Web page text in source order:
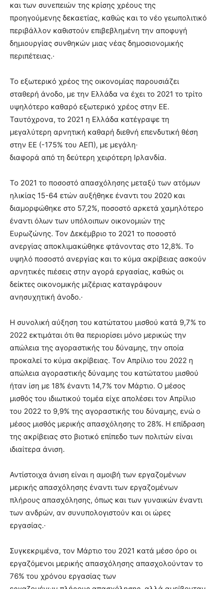
και των συνεπειών της κρίσης χρέους της
προηγούμενης δεκαετίας, καθώς και το νέο γεωπολιτικό
περιβάλλον καθιστούν επιβεβλημένη την αποφυγή
δημιουργίας συνθηκών μιας νέας δημοσιονομικής
περιπέτειας.·
Το εξωτερικό χρέος της οικονομίας παρουσιάζει
σταθερή άνοδο, με την Ελλάδα να έχει το 2021 το τρίτο
υψηλότερο καθαρό εξωτερικό χρέος στην ΕΕ.
Ταυτόχρονα, το 2021 η Ελλάδα κατέγραψε τη
μεγαλύτερη αρνητική καθαρή διεθνή επενδυτική θέση
στην ΕΕ (-175% του ΑΕΠ), με μεγάλη·
διαφορά από τη δεύτερη χειρότερη Ιρλανδία.
Το 2021 το ποσοστό απασχόλησης μεταξύ των ατόμων
ηλικίας 15-64 ετών αυξήθηκε έναντι του 2020 και
διαμορφώθηκε στο 57,2%, ποσοστό αρκετά χαμηλότερο
έναντι όλων των υπόλοιπων οικονομιών της
Ευρωζώνης. Τον Δεκέμβριο το 2021 το ποσοστό
ανεργίας αποκλιμακώθηκε φτάνοντας στο 12,8%. Το
υψηλό ποσοστό ανεργίας και το κύμα ακρίβειας ασκούν
αρνητικές πιέσεις στην αγορά εργασίας, καθώς οι
δείκτες οικονομικής μιζέριας καταγράφουν
ανησυχητική άνοδο.·
Η συνολική αύξηση του κατώτατου μισθού κατά 9,7% το
2022 εκτιμάται ότι θα περιορίσει μόνο μερικώς την
απώλεια της αγοραστικής του δύναμης, την οποία
προκαλεί το κύμα ακρίβειας. Τον Απρίλιο του 2022 η
απώλεια αγοραστικής δύναμης του κατώτατου μισθού
ήταν ίση με 18% έναντι 14,7% τον Μάρτιο. Ο μέσος
μισθός του ιδιωτικού τομέα είχε απολέσει τον Απρίλιο
του 2022 το 9,9% της αγοραστικής του δύναμης, ενώ ο
μέσος μισθός μερικής απασχόλησης το 28%. Η επίδραση
της ακρίβειας στο βιοτικό επίπεδο των πολιτών είναι
ιδιαίτερα άνιση.
Αντίστοιχα άνιση είναι η αμοιβή των εργαζομένων
μερικής απασχόλησης έναντι των εργαζομένων
πλήρους απασχόλησης, όπως και των γυναικών έναντι
των ανδρών, αν συνυπολογιστούν και οι ώρες
εργασίας.·
Συγκεκριμένα, τον Μάρτιο του 2021 κατά μέσο όρο οι
εργαζόμενοι μερικής απασχόλησης απασχολούνταν το
76% του χρόνου εργασίας των